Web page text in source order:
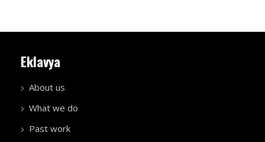
Eklavya
About us
What we do
Past work